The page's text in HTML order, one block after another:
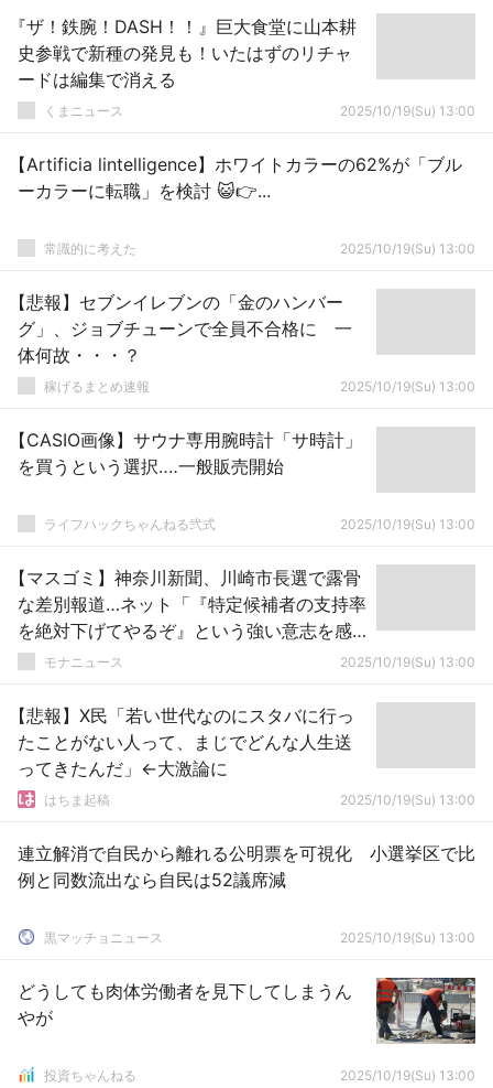
『ザ！鉄腕！DASH！！』巨大食堂に山本耕
史参戦で新種の発見も！いたはずのリチャ
ードは編集で消える
くまニュース 2025/10/19(Su) 13:00
【Artificia lintelligence】ホワイトカラーの62%が「ブル
ーカラーに転職」を検討 😺👉...
常識的に考えた 2025/10/19(Su) 13:00
【悲報】セブンイレブンの「金のハンバー
グ」、ジョブチューンで全員不合格に 一
体何故・・・？
稼げるまとめ速報 2025/10/19(Su) 13:00
【CASIO画像】サウナ専用腕時計「サ時計」
を買うという選択‥‥一般販売開始
ライフハックちゃんねる弐式 2025/10/19(Su) 13:00
【マスゴミ】神奈川新聞、川崎市長選で露骨
な差別報道…ネット「『特定候補者の支持率
を絶対下げてやるぞ』という強い意志を感
じる」モナニュース 2025/10/19(Su) 13:00
【悲報】X民「若い世代なのにスタバに行っ
たことがない人って、まじでどんな人生送
ってきたんだ」←大激論に
はちま起稿 2025/10/19(Su) 13:00
連立解消で自民から離れる公明票を可視化 小選挙区で比
例と同数流出なら自民は52議席減
黒マッチョニュース 2025/10/19(Su) 13:00
どうしても肉体労働者を見下してしまうん
やが
投資ちゃんねる 2025/10/19(Su) 13:00